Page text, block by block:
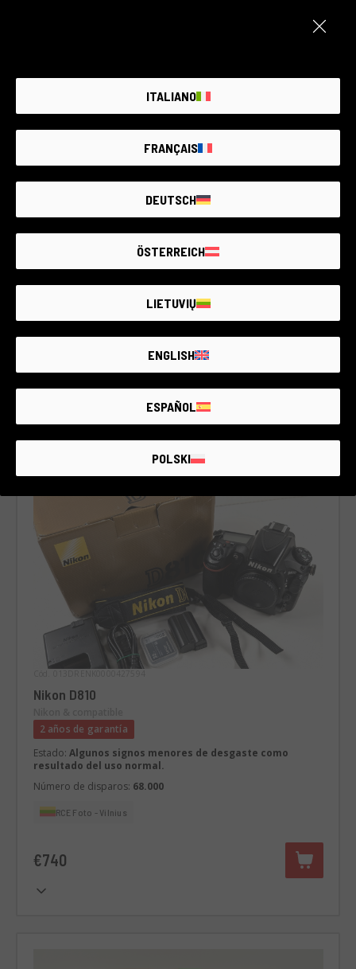
Cód. 015DRENK0000413270
82.900
RCE Foto - Palermo
€750
Nikon D810
2 años de garantía
Estado: Algunos signos menores de desgaste como
resultado del uso normal.
Número de disparos: 68.000
RCE Foto - Vilnius
€740
ITALIANO
FRANÇAIS
DEUTSCH
ÖSTERREICH
LIETUVIŲ
ENGLISH
ESPAÑOL
POLSKI